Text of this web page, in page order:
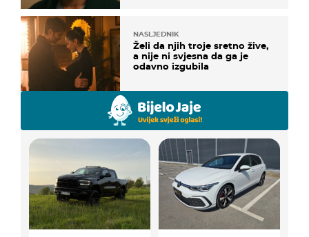
NASLJEDNIK
Želi da njih troje sretno žive,
a nije ni svjesna da ga je
odavno izgubila